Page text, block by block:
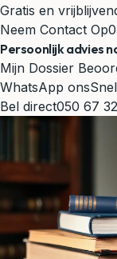
Gratis en
Neem Contact Op
Persoonlijk advies
Mijn Dossier
WhatsApp ons
Bel direct050 67